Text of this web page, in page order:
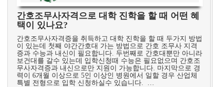
간호조무사자격으로 대학 진학을 할 때 어떤 혜
택이 있나요?
간호조무사자격증을 취득하고 대학 진학을 할 때 두가지 방법
이 있는데 첫째 야간간호대 가는 방법으로 간호 조무사 지격
증과 수능과 내신이 필요합니다. 두번째로 간호대뿐만 아니라
보건대를 갈수 있는데 입학신청때 수능은 필요없으며 간호조
무사자격증과 내신으로만 지원이 가능합니다. 마지막으로 경
력이 6개월 이상으로 5인 이상인 병원에서 일할 경우 산업체
특별 전형으로 입학 신청하실수 있습니다. …